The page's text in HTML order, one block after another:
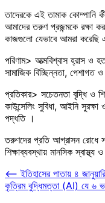
তাদেরকে এই তামাক কোম্পানি
আমাদের তরুণ প্রজন্মকে রক্ষা
কাজগুলো যেভাবে আমরা
পরিণাম> আত্মবিশ্বাস হ্রাস ও
সামাজিক বিচ্ছিন্নতা, পেশাগত
প্রতিকার> সচেতনতা বৃদ্ধি ও
কাউন্সেলিং সুবিধা, আইনি
পদ্ধতি ।
তরুণদের প্রতি আগ্রাসন রোধে
শিক্ষাব্যবস্থায় মানসিক
Post
navigation
⟵ ইতিহাসের পাতায় ৪ জানুয়ারি
কৃত্রিম বুদ্ধিমত্তা (AI) যে ৬